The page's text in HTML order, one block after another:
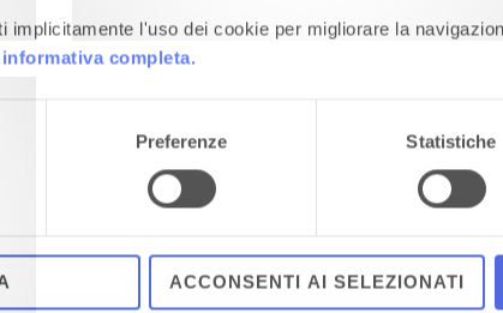
implicitamente l'uso dei cookie per migliorare la
completa.
Preferenze Statistiche
ACCONSENTI AI SELEZIONATI